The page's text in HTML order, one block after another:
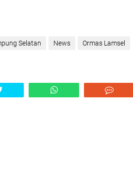
Selatan News Ormas Lamsel